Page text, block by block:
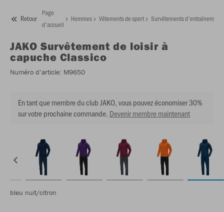
Retour
Page
d'accueil
Hommes Vêtements de sport Survêtements d'entraînement
JAKO Survêtement de loisir à
capuche Classico
Numéro d’article: M9650
En tant que membre du club JAKO, vous pouvez économiser 30%
sur votre prochaine commande. Devenir membre maintenant
bleu nuit/citron